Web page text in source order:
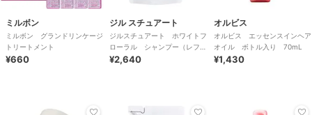
ミルボン
ミルボン グランドリンケージ
トリートメント
¥660
ジル スチュアート
ジルスチュアート ホワイトフ
ローラル シャンプー（レフィ
ル）
¥2,640
オルビス
オルビス エッセンスインヘア
オイル ボトル入り 70mL
¥1,430